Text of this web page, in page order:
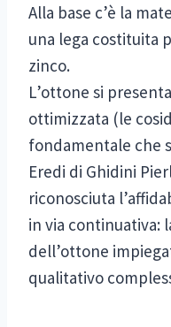
Alla base c’è la
una lega costituita
zinco.
L’ottone si
ottimizzata (le
fondamentale che
Eredi di Ghidini
riconosciuta
in via continuativa:
dell’ottone
qualitativo